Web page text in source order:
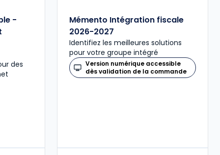
-
des
Mémento Intégration fiscale
2026-2027
Identifiez les meilleures solutions
pour votre groupe intégré
Version numérique accessible
dès validation de la commande